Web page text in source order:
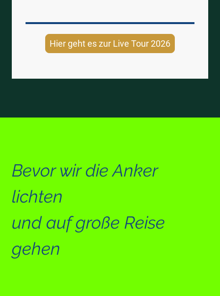
Hier geht es zur Live Tour 2026
Bevor wir die Anker
lichten
und auf große Reise
gehen